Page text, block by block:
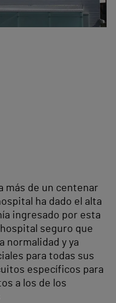
más de un centenar
ha dado el alta
ingresado por esta
seguro que
normalidad y ya
para todas sus
específicos para
a los de los